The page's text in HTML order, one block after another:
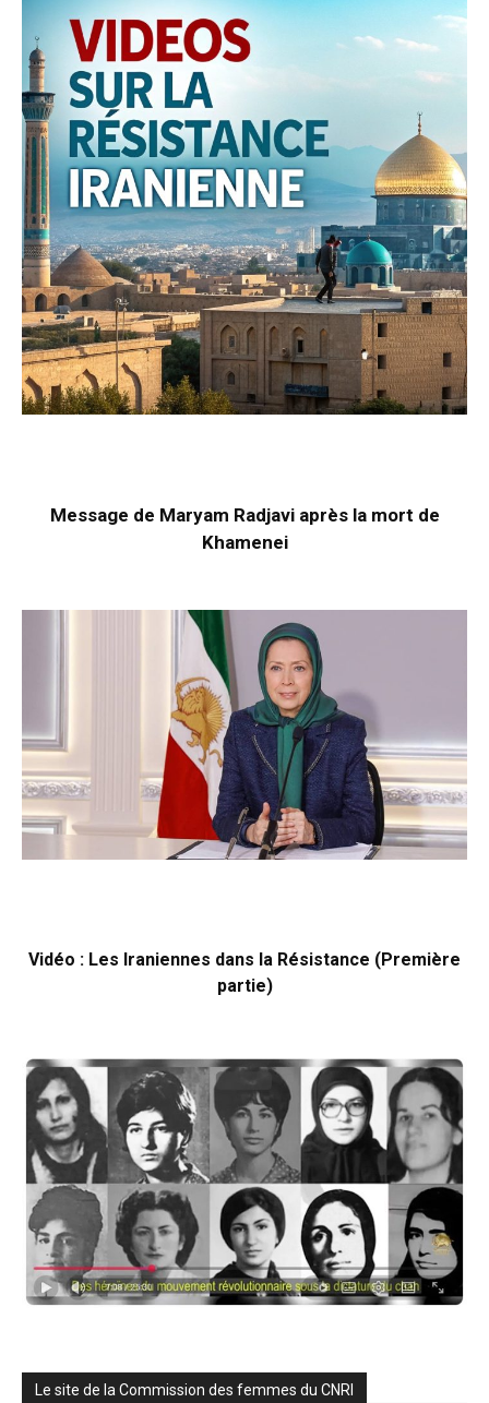
Message de Maryam Radjavi après la mort de
Khamenei
Vidéo : Les Iraniennes dans la Résistance (Première
partie)
Le site de la Commission des femmes du CNRI